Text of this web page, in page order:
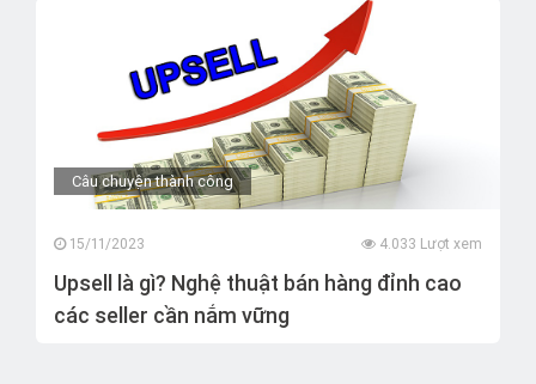
Câu chuyện thành công
15/11/2023 4.033 Lượt xem
Upsell là gì? Nghệ thuật bán hàng đỉnh cao
các seller cần nắm vững